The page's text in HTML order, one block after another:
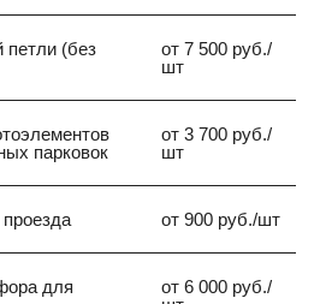
(дорожного полотна) при
POS
парковки. Вам не
петли (без
от 7 500 руб./
шт
парковок
от 3 700 руб./
шт
от 900 руб./шт
для
от 6 000 руб./